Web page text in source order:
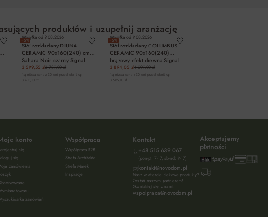
produktów i uzupełnij aranżację
−5%
Wysyłka od 9.08.2026
Stół rozkładany DIUNA
CERAMIC 90x160(240) cm
Sahara Noir czarny Signal
3 599,55 zł3 789,00 zł
Najniższa cena z 30 dni przed obniżką:
3 410,10 zł
−5%
Wysyłka od 9.08.2026
Stół rozkładany COLUMBUS
CERAMIC 90x160(240)
brązowy efekt drewna Signal
3 894,05 zł4 099,00 zł
Najniższa cena z 30 dni przed obniżką:
3 689,10 zł
konto
się
się
zamówienia
towaru
zamówień
Współpraca
Współpraca B2B
Strefa Architekta
Strefa Marek
Inspiracje
Kontakt
+48 515 639 067
(pon-pt: 7-17, sb-nd: 9-17)
kontakt@novodom.pl
Masz w ofercie ciekawe produkty?
Zostań naszym partnerem!
Skontaktuj się z nami:
wspolpraca@novodom.pl
Akceptujemy
płatności